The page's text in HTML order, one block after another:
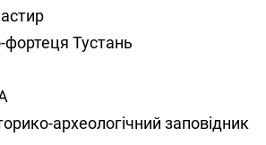
фортеця Тустань
археологічний заповідник